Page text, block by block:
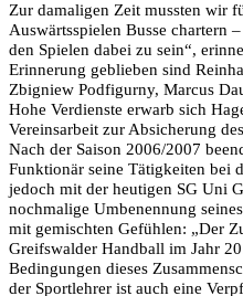
Zur damaligen Zeit mussten wir
Auswärtsspielen Busse chartern
den Spielen dabei zu sein“,
Erinnerung geblieben sind
Zbigniew Podfigurny, Marcus
Hohe Verdienste erwarb sich
Vereinsarbeit zur Absicherung
Nach der Saison 2006/2007
Funktionär seine Tätigkeiten bei
jedoch mit der heutigen SG Uni
nochmalige Umbenennung
mit gemischten Gefühlen: „Der
Greifswalder Handball im Jahr
Bedingungen dieses
der Sportlehrer ist auch eine